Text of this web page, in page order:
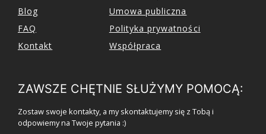
Blog
FAQ
Kontakt
Umowa publiczna
Polityka prywatności
Współpraca
ZAWSZE CHĘTNIE SŁUŻYMY POMOCĄ:
Zostaw swoje kontakty, a my skontaktujemy się z Tobą i
odpowiemy na Twoje pytania :)